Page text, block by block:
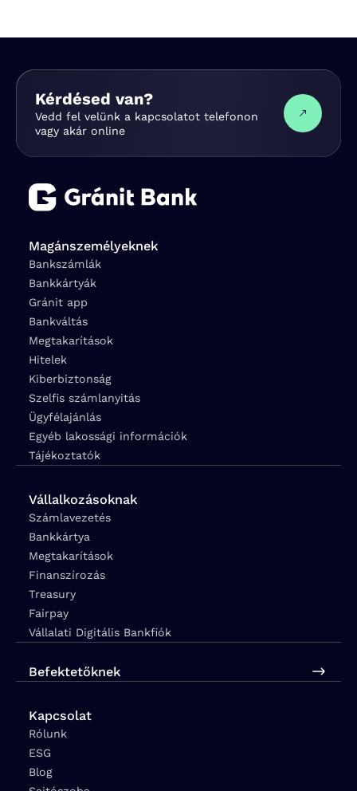
Kérdésed van?
Vedd fel velünk a kapcsolatot telefonon
vagy akár online
Magánszemélyeknek
Bankszámlák
Bankkártyák
Gránit app
Bankváltás
Megtakarítások
Hitelek
Kiberbiztonság
Szelfis számlanyitás
Ügyfélajánlás
Egyéb lakossági információk
Tájékoztatók
Vállalkozásoknak
Számlavezetés
Bankkártya
Megtakarítások
Finanszírozás
Treasury
Fairpay
Vállalati Digitális Bankfiók
Befektetőknek
Kapcsolat
Rólunk
ESG
Blog